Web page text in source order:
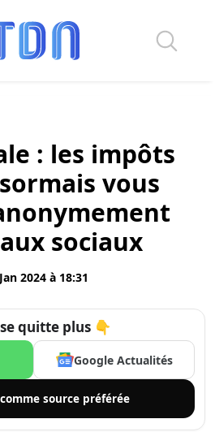
: les impôts
vous
sociaux
2024 à 18:31
quitte plus 👇
Google Actualités
source préférée